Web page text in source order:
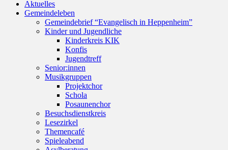
oben
scrollen
Aktuelles
Gemeindeleben
Gemeindebrief “Evangelisch in Heppenheim”
Kinder und Jugendliche
Kinderkreis KIK
Konfis
Jugendtreff
Senior:innen
Musikgruppen
Projektchor
Schola
Posaunenchor
Besuchsdienstkreis
Lesezirkel
Themencafé
Spieleabend